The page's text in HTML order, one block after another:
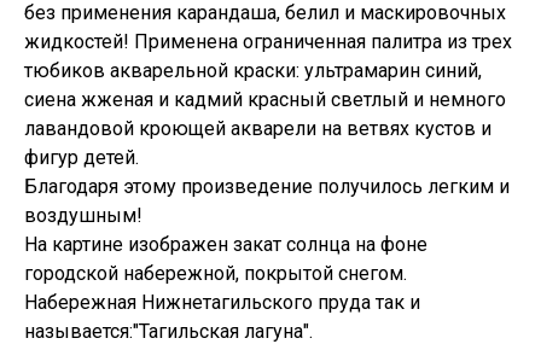
без применения карандаша, белил и маскировочных
жидкостей! Применена ограниченная палитра из трех
тюбиков акварельной краски: ультрамарин синий,
сиена жженая и кадмий красный светлый и немного
лавандовой кроющей акварели на ветвях кустов и
фигур детей.
Благодаря этому произведение получилось легким и
воздушным!
На картине изображен закат солнца на фоне
городской набережной, покрытой снегом.
Набережная Нижнетагильского пруда так и
называется:"Тагильская лагуна".